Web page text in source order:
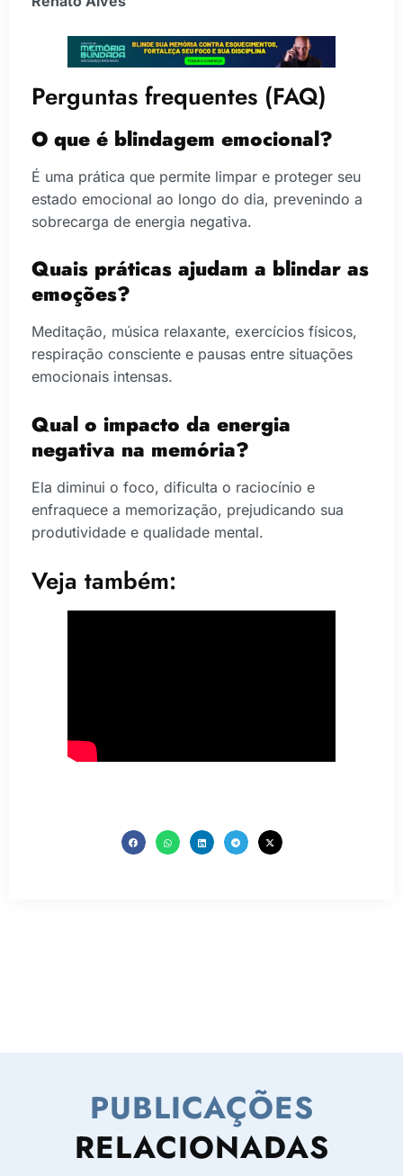
Perguntas frequentes (FAQ)
O que é blindagem emocional?
É uma prática que permite limpar e proteger seu
estado emocional ao longo do dia, prevenindo a
sobrecarga de energia negativa.
Quais práticas ajudam a blindar as
emoções?
Meditação, música relaxante, exercícios físicos,
respiração consciente e pausas entre situações
emocionais intensas.
Qual o impacto da energia
negativa na memória?
Ela diminui o foco, dificulta o raciocínio e
enfraquece a memorização, prejudicando sua
produtividade e qualidade mental.
Veja também:
PUBLICAÇÕES
RELACIONADAS